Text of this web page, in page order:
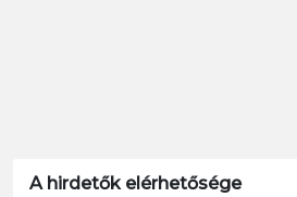
A hirdetők elérhetősége